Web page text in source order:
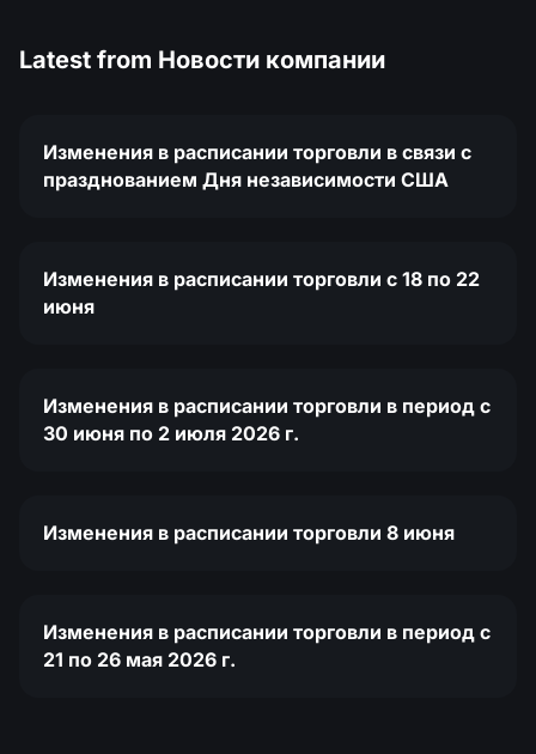
Latest from Новости компании
Изменения в расписании торговли в связи с
празднованием Дня независимости США
Изменения в расписании торговли c 18 по 22
июня
Изменения в расписании торговли в период с
30 июня по 2 июля 2026 г.
Изменения в расписании торговли 8 июня
Изменения в расписании торговли в период с
21 по 26 мая 2026 г.